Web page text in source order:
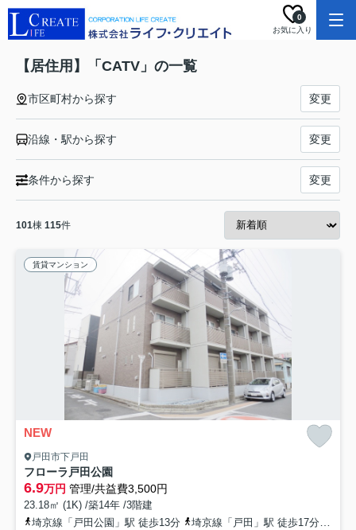
お気に入り
0
【居住用】「CATV」の一覧
市区町村から探す 変更
沿線・駅から探す 変更
条件から探す 変更
101棟 115件
賃貸マンション
NEW
戸田市下戸田
フローラ戸田公園
6.9万円 管理/共益費3,500円
23.18㎡ (1K) /築14年 /3階建
埼京線「戸田公園」駅 徒歩13分
埼京線「戸田」駅 徒歩17分